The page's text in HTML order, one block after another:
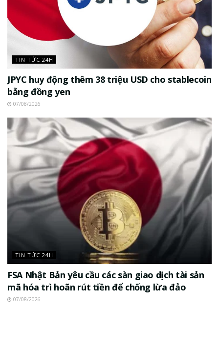
TIN TỨC 24H
JPYC huy động thêm 38 triệu USD cho stablecoin
bằng đồng yen
07/08/2026
TIN TỨC 24H
FSA Nhật Bản yêu cầu các sàn giao dịch tài sản
mã hóa trì hoãn rút tiền để chống lừa đảo
07/08/2026